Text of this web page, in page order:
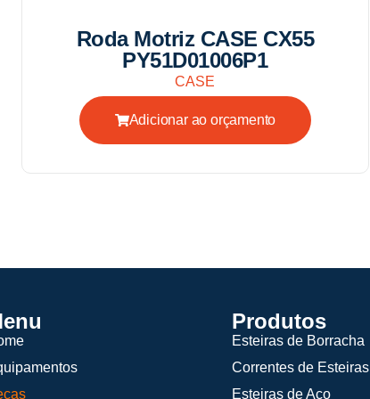
Roda Motriz CASE CX55
PY51D01006P1
CASE
Adicionar ao orçamento
Produtos
Esteiras de Borracha
Correntes de Esteiras
Esteiras de Aço